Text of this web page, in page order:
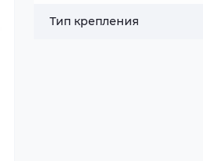
Тип крепления